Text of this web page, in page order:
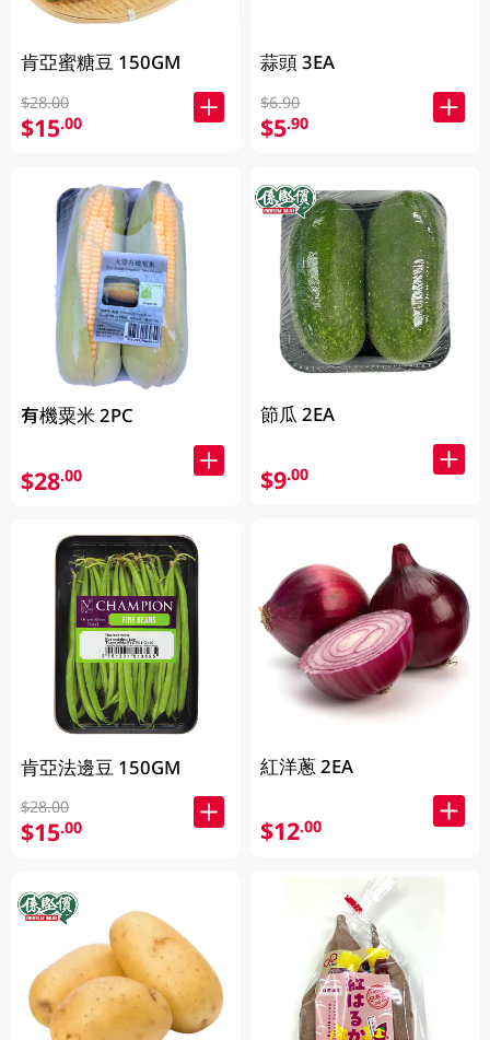
肯亞蜜糖豆 150GM
$28.00
$15.00
有機粟米 2PC
$28.00
肯亞法邊豆 150GM
$28.00
$15.00
蒜頭 3EA
$6.90
$5.90
節瓜 2EA
$9.00
紅洋蔥 2EA
$12.00